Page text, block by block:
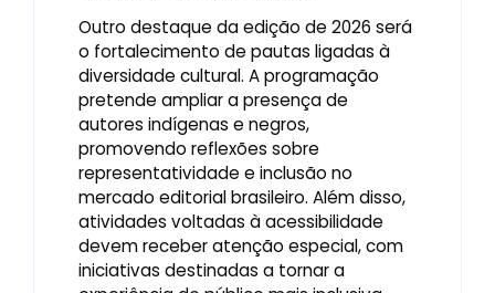
Outro destaque da edição de 2026 será
o fortalecimento de pautas ligadas à
diversidade cultural. A programação
pretende ampliar a presença de
autores indígenas e negros,
promovendo reflexões sobre
representatividade e inclusão no
mercado editorial brasileiro. Além disso,
atividades voltadas à acessibilidade
devem receber atenção especial, com
iniciativas destinadas a tornar a